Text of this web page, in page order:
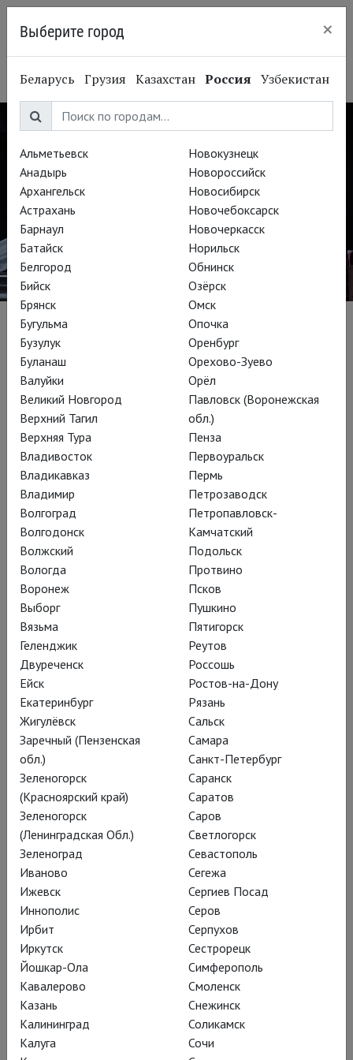
СПЕЦПРОЕКТ THEATREHD
Оперный фестиваль
Россини: Эрмиона
Лето – время оперных фестивалей. И один из
самых знаменитых и любимых уже почти 50 лет
– фестиваль Россини на его родине – в
приморском Пезаро. Фестиваль часто называют
«Маленьким Байройтом на Адриатике»,
поскольку оба события сосредоточены на
одном авторе, всемирно известны и вкладывают
немало сил для изучения произведений
композитора.
По традиции даются три оперы: две новые
постановки, третья же может быть
возвращением спектакля прошлых лет. Кроме
того, публика наслаждается сольными
концертами вокальной музыки, выступлениями
Россиниевской академии, симфоническими
концертами и ежегодным исполнением оперы
Россини «Путешествие в Реймс», поставленной в
2001 году, которая служит своеобразным
экзаменом для молодых выпускников Академии,
большинство из которых затем пополнят ряды
солистов на «взрослых» спектаклях.
Выберите город ×
Беларусь Грузия Казахстан Россия Узбекистан
Альметьевск
Анадырь
Архангельск
Астрахань
Барнаул
Батайск
Белгород
Бийск
Брянск
Бугульма
Бузулук
Буланаш
Валуйки
Великий Новгород
Верхний Тагил
Верхняя Тура
Владивосток
Владикавказ
Владимир
Волгоград
Волгодонск
Волжский
Вологда
Воронеж
Выборг
Вязьма
Геленджик
Двуреченск
Ейск
Екатеринбург
Жигулёвск
Заречный (Пензенская
обл.)
Зеленогорск
(Красноярский край)
Зеленогорск
(Ленинградская Обл.)
Зеленоград
Иваново
Ижевск
Иннополис
Ирбит
Иркутск
Йошкар-Ола
Кавалерово
Казань
Калининград
Калуга
Новокузнецк
Новороссийск
Новосибирск
Новочебоксарск
Новочеркасск
Норильск
Обнинск
Озёрск
Омск
Опочка
Оренбург
Орехово-Зуево
Орёл
Павловск (Воронежская
обл.)
Пенза
Первоуральск
Пермь
Петрозаводск
Петропавловск-
Камчатский
Подольск
Протвино
Псков
Пушкино
Пятигорск
Реутов
Россошь
Ростов-на-Дону
Рязань
Сальск
Самара
Санкт-Петербург
Саранск
Саратов
Саров
Светлогорск
Севастополь
Сегежа
Сергиев Посад
Серов
Серпухов
Сестрорецк
Симферополь
Смоленск
Снежинск
Соликамск
Сочи